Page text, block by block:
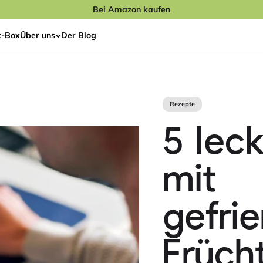
Bei Amazon kaufen
BoxÜber uns Der Blog
Rezepte
5
mit